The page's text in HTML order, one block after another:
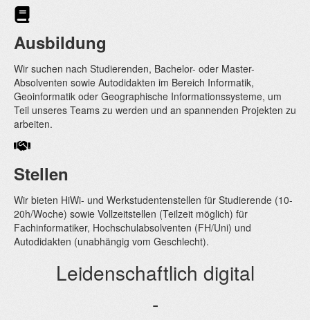
Ausbildung
Wir suchen nach Studierenden, Bachelor- oder Master-
Absolventen sowie Autodidakten im Bereich Informatik,
Geoinformatik oder Geographische Informationssysteme, um
Teil unseres Teams zu werden und an spannenden Projekten zu
arbeiten.
Stellen
Wir bieten HiWi- und Werkstudentenstellen für Studierende (10-
20h/Woche) sowie Vollzeitstellen (Teilzeit möglich) für
Fachinformatiker, Hochschulabsolventen (FH/Uni) und
Autodidakten (unabhängig vom Geschlecht).
Leidenschaftlich digital
-